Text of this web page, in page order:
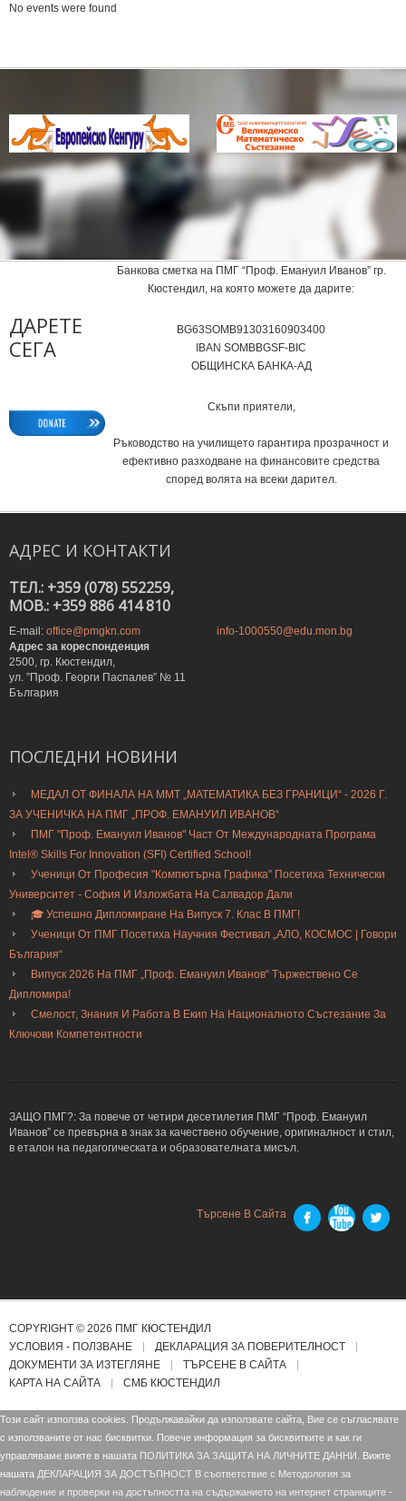
No events were found
ДАРЕТЕ
СЕГА
Банкова сметка на ПМГ “Проф. Емануил Иванов” гр.
Кюстендил, на която можете да дарите:
BG63SOMB91303160903400
IВAN SOMBBGSF-BIC
ОБЩИНСКА БАНКА-АД
Скъпи приятели,
Ръководство на училището гарантира прозрачност и
ефективно разходване на финансовите средства
според волята на всеки дарител.
АДРЕС И КОНТАКТИ
ТЕЛ.: +359 (078) 552259,
MOB.: +359 886 414 810
E-mail: office@pmgkn.com
info-1000550@edu.mon.bg
Адрес за кореспонденция
2500, гр. Кюстендил,
ул. ”Проф. Георги Паспалев” № 11
България
ПОСЛЕДНИ НОВИНИ
МЕДАЛ ОТ ФИНАЛА НА ММТ „МАТЕМАТИКА БЕЗ ГРАНИЦИ“ - 2026 Г.
ЗА УЧЕНИЧКА НА ПМГ „ПРОФ. ЕМАНУИЛ ИВАНОВ“
ПМГ "Проф. Емануил Иванов" Част От Международната Програма
Intel® Skills For Innovation (SFI) Certified School!
Ученици От Професия "Компютърна Графика" Посетиха Технически
Университет - София И Изложбата На Салвадор Дали
🎓 Успешно Дипломиране На Випуск 7. Клас В ПМГ!
Ученици От ПМГ Посетиха Научния Фестивал „АЛО, КОСМОС | Говори
България“
Випуск 2026 На ПМГ „Проф. Емануил Иванов“ Тържествено Се
Дипломира!
Смелост, Знания И Работа В Екип На Националното Състезание За
Ключови Компетентности
ЗАЩО ПМГ?: За повече от четири десетилетия ПМГ “Проф. Емануил
Иванов” се превърна в знак за качествено обучение, оригиналност и стил,
в еталон на педагогическата и образователната мисъл.
Търсене В Сайта
COPYRIGHT © 2026 ПМГ КЮСТЕНДИЛ
УСЛОВИЯ - ПОЛЗВАНЕ
ДЕКЛАРАЦИЯ ЗА ПОВЕРИТЕЛНОСТ
ДОКУМЕНТИ ЗА ИЗТЕГЛЯНЕ
ТЪРСЕНЕ В САЙТА
КАРТА НА САЙТА
СМБ КЮСТЕНДИЛ
Този сайт използва cookies. Продължавайки да използвате сайта, Вие се съгласявате
с използваните от нас бисквитки. Повече информация за бисквитките и как ги
управляваме вижте в нашата ПОЛИТИКА ЗА ЗАЩИТА НА ЛИЧНИТЕ ДАННИ.
Вижте
нашата ДЕКЛАРАЦИЯ ЗА ДОСТЪПНОСТ В съответствие с Mетодология за
наблюдение и проверки на достъпността на съдържанието на интернет страниците -